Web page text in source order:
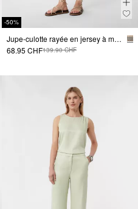
-50%
Jupe-culotte rayée en jersey à motif zig-zag ajouré
68.95 CHF139.90 CHF